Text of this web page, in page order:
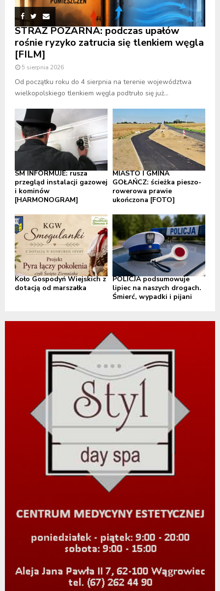
STRAŻ POŻARNA: podczas upałów
rośnie ryzyko zatrucia się tlenkiem węgla
[FILM]
5 sierpnia 2026
Od początku roku do 4 sierpnia na terenie województwa
wielkopolskiego tlenkiem węgla podtruło się już...
SM INFORMUJE: rusza
przegląd instalacji gazowej
i kominów
[HARMONOGRAM]
MIASTO I GMINA
GOŁAŃCZ: ścieżka pieszo-
rowerowa prawie
ukończona [FOTO]
Koło Gospodyń Wiejskich z
dotacją od marszałka
POLICJA podsumowuje
lipiec na naszych drogach.
Śmierć, wypadki i pijani